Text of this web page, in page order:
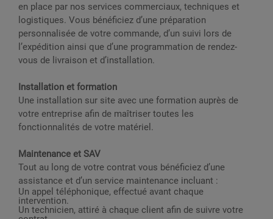
en place par nos services commerciaux, techniques et
logistiques. Vous bénéficiez d’une préparation
personnalisée de votre commande, d’un suivi lors de
l’expédition ainsi que d’une programmation de rendez-
vous de livraison et d’installation.
Installation et formation
Une installation sur site avec une formation auprès de
votre entreprise afin de maîtriser toutes les
fonctionnalités de votre matériel.
Maintenance et SAV
Tout au long de votre contrat vous bénéficiez d’une
assistance et d’un service maintenance incluant :
Un appel téléphonique, effectué avant chaque
intervention.
Un technicien, attiré à chaque client afin de suivre votre